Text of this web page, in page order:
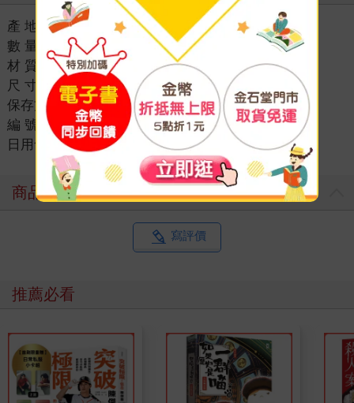
產 地：臺灣
數 量：2支
材 質：不銹鋼/ABS
尺 寸：約長10 x 寬4.5cm
保存方式：置於乾燥處
編 號：022059-2
日用食品 ＞ 美妝保養 ＞ 彩妝用品 ＞ 美妝小物
商品評價
寫評價
推薦必看